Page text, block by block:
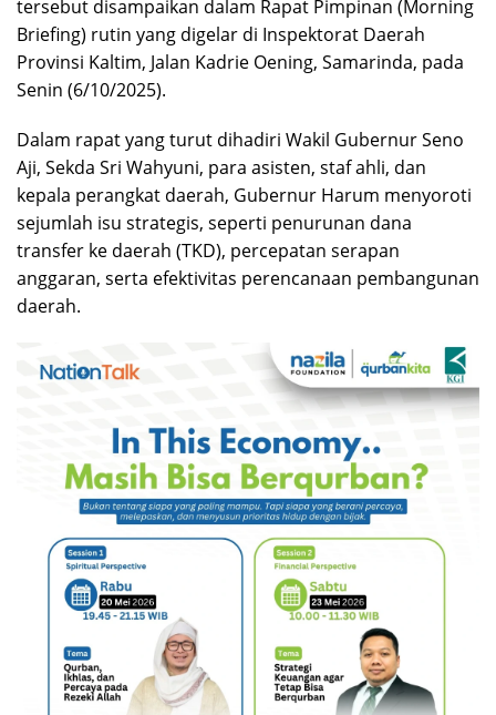
tersebut disampaikan dalam Rapat Pimpinan (Morning
Briefing) rutin yang digelar di Inspektorat Daerah
Provinsi Kaltim, Jalan Kadrie Oening, Samarinda, pada
Senin (6/10/2025).
Dalam rapat yang turut dihadiri Wakil Gubernur Seno
Aji, Sekda Sri Wahyuni, para asisten, staf ahli, dan
kepala perangkat daerah, Gubernur Harum menyoroti
sejumlah isu strategis, seperti penurunan dana
transfer ke daerah (TKD), percepatan serapan
anggaran, serta efektivitas perencanaan pembangunan
daerah.